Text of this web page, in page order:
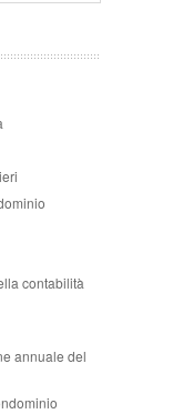
contabilità
annuale del